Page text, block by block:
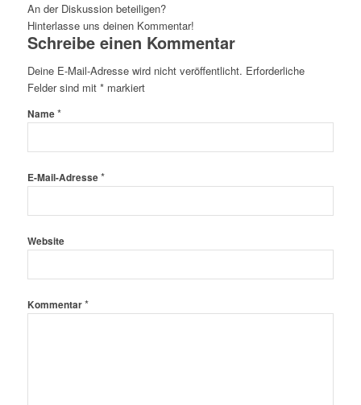
An der Diskussion beteiligen?
Hinterlasse uns deinen Kommentar!
Schreibe einen Kommentar
Deine E-Mail-Adresse wird nicht veröffentlicht. Erforderliche
Felder sind mit *markiert
Name*
E-Mail-Adresse*
Website
Kommentar*